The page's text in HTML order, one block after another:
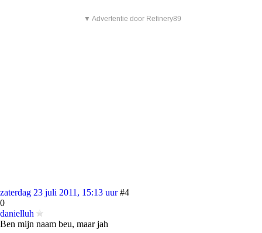
▼ Advertentie door Refinery89
zaterdag 23 juli 2011, 15:13 uur #4
0
danielluh
Ben mijn naam beu, maar jah